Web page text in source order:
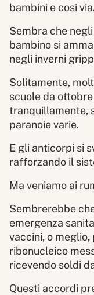
bambini e cosi via.
Sembra che
bambino si
negli inverni
Solitamente,
scuole da
tranquillamente,
paranoie varie.
E gli anticorpi si
rafforzando il
Ma veniamo ai
Sembrerebbe
emergenza
vaccini, o
ribonucleico
ricevendo soldi
Questi accordi